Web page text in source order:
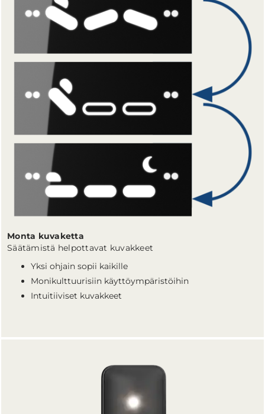
Monta kuvaketta
Säätämistä helpottavat kuvakkeet
Yksi ohjain sopii kaikille
Monikulttuurisiin käyttöympäristöihin
Intuitiiviset kuvakkeet